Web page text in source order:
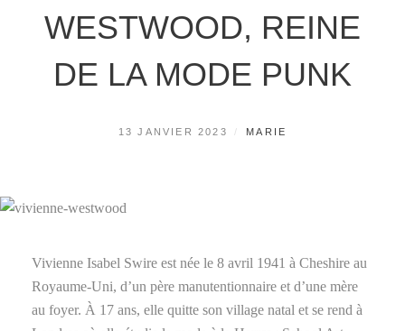
WESTWOOD, REINE
DE LA MODE PUNK
POSTED
13 JANVIER 2023 BY
MARIE
Vivienne Isabel Swire est née le 8 avril 1941 à Cheshire au
Royaume-Uni, d’un père manutentionnaire et d’une mère
au foyer. À 17 ans, elle quitte son village natal et se rend à